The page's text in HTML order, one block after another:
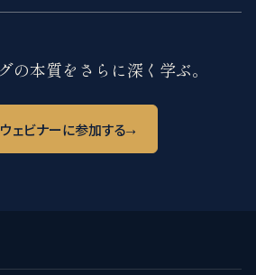
の本質をさらに深く学ぶ。
ェビナーに参加する→